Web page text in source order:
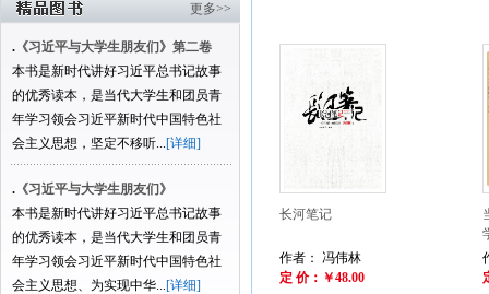
更多>>
. 《习近平与大学生朋友们》第二卷
本书是新时代讲好习近平总书记故事
的优秀读本，是当代大学生和团员青
年学习领会习近平新时代中国特色社
会主义思想，坚定不移听...[详细]
. 《习近平与大学生朋友们》
本书是新时代讲好习近平总书记故事
的优秀读本，是当代大学生和团员青
年学习领会习近平新时代中国特色社
会主义思想、为实现中华...[详细]
长河笔记
作者： 冯伟林
定 价：￥48.00